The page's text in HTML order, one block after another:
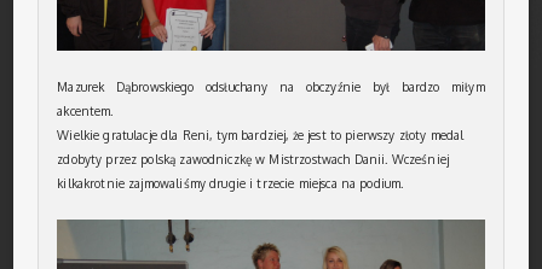
Mazurek Dąbrowskiego odsłuchany na obczyźnie był bardzo miłym
akcentem.
Wielkie gratulacje dla Reni, tym bardziej, że jest to pierwszy złoty medal
zdobyty przez polską zawodniczkę w Mistrzostwach Danii. Wcześniej
kilkakrotnie zajmowaliśmy drugie i trzecie miejsca na podium.